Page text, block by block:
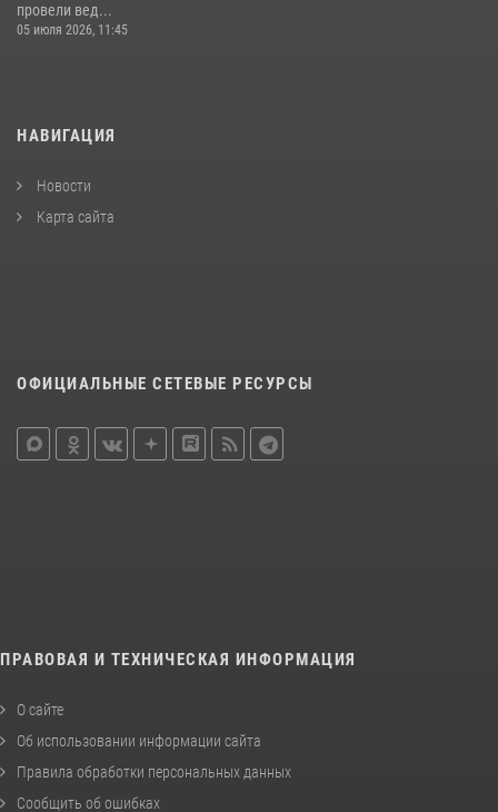
провели вед...
05 июля 2026, 11:45
НАВИГАЦИЯ
Новости
Карта сайта
ОФИЦИАЛЬНЫЕ СЕТЕВЫЕ РЕСУРСЫ
ПРАВОВАЯ И ТЕХНИЧЕСКАЯ ИНФОРМАЦИЯ
О сайте
Об использовании информации сайта
Правила обработки персональных данных
Сообщить об ошибках